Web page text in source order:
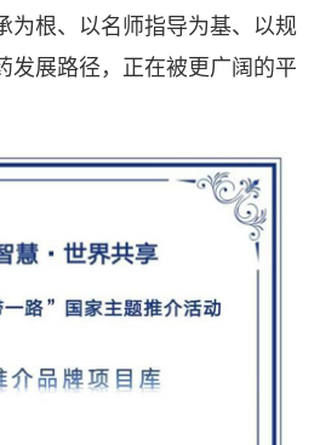
为根、以名师指导为基、以规
发展路径，正在被更广阔的平